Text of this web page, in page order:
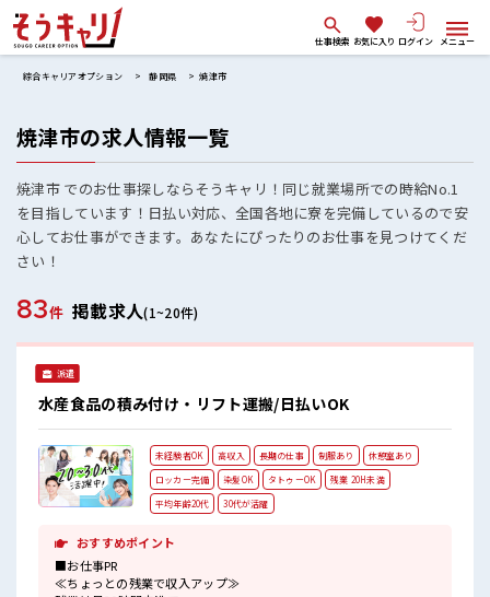
仕事検索 お気に入り ログイン メニュー
綜合キャリアオプション 静岡県 焼津市
焼津市の求人情報一覧
焼津市 でのお仕事探しならそうキャリ！同じ就業場所での時給No.1
を目指しています！日払い対応、全国各地に寮を完備しているので安
心してお仕事ができます。あなたにぴったりのお仕事を見つけてくだ
さい！
83件 掲載求人(1~20件)
派遣
水産食品の積み付け・リフト運搬/日払いOK
未経験者OK 高収入 長期の仕事 制服あり
休憩室あり
ロッカー完備
染髪OK タトゥーOK
残業 20H未満
平均年齢20代
30代が活躍
おすすめポイント
■お仕事PR
≪ちょっとの残業で収入アップ≫